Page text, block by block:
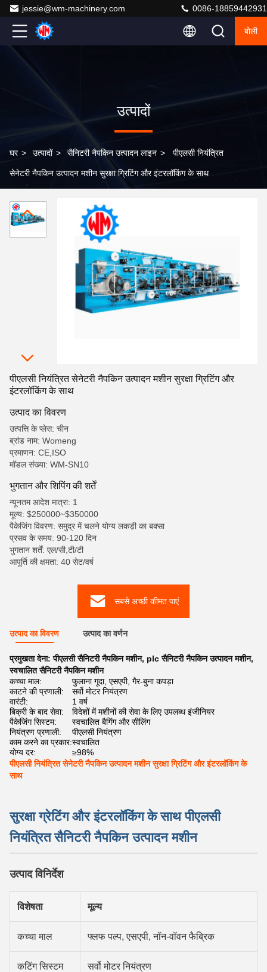
jessie@wm-machinery.com 0086-18859442931
बोली
उत्पादों
घर > उत्पादों > सैनिटरी नैपकिन उत्पादन लाइन > पीएलसी नियंत्रित
सेनेटरी नैपकिन उत्पादन मशीन सुरक्षा ग्रिटिंग और इंटरलॉकिंग के साथ
पीएलसी नियंत्रित सेनेटरी नैपकिन उत्पादन मशीन सुरक्षा ग्रिटिंग और
इंटरलॉकिंग के साथ
उत्पाद का विवरण
उत्पत्ति के प्लेस: चीन
ब्रांड नाम: Womeng
प्रमाणन: CE,ISO
मॉडल संख्या: WM-SN10
भुगतान और शिपिंग की शर्तें
न्यूनतम आदेश मात्रा: 1
मूल्य: $250000~$350000
पैकेजिंग विवरण: समुद्र में चलने योग्य लकड़ी का बक्सा
प्रसव के समय: 90-120 दिन
भुगतान शर्तें: एल/सी,टी/टी
आपूर्ति की क्षमता: 40 सेट/वर्ष
सबसे अच्छी कीमत पाएं
उत्पाद का विवरण उत्पाद का वर्णन
प्रमुखता देना:पीएलसी सैनिटरी नैपकिन मशीन, plc सैनिटरी नैपकिन उत्पादन मशीन,
स्वचालित सैनिटरी नैपकिन मशीन
कच्चा माल:
फुलाना गूदा, एसएपी, गैर-बुना कपड़ा
काटने की प्रणाली:
सर्वो मोटर नियंत्रण
वारंटी:
1 वर्ष
बिक्री के बाद सेवा:
विदेशों में मशीनों की सेवा के लिए उपलब्ध इंजीनियर
पैकेजिंग सिस्टम:
स्वचालित बैगिंग और सीलिंग
नियंत्रण प्रणाली:
पीएलसी नियंत्रण
काम करने का प्रकार:स्वचालित
योग्य दर:
≥98%
पीएलसी नियंत्रित सेनेटरी नैपकिन उत्पादन मशीन सुरक्षा ग्रिटिंग और इंटरलॉकिंग के
साथ
सुरक्षा ग्रेटिंग और इंटरलॉकिंग के साथ पीएलसी
नियंत्रित सैनिटरी नैपकिन उत्पादन मशीन
उत्पाद विनिर्देश
विशेषता मूल्य
कच्चा माल फ्लफ पल्प, एसएपी, नॉन-वॉवन फैब्रिक
कटिंग सिस्टम सर्वो मोटर नियंत्रण